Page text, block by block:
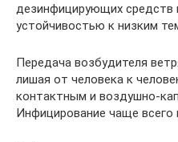
дезинфицирующих средств
устойчивостью к низким
Передача возбудителя
лишая от человека к
контактным и воздушно-
Инфицирование чаще всего